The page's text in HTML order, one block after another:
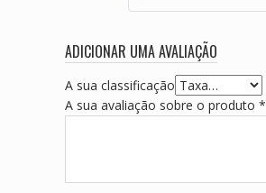
ADICIONAR UMA AVALIAÇÃO
A sua classificação
A sua avaliação sobre o produto *